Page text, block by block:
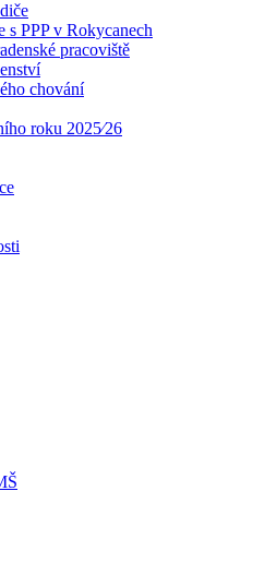
s PPP v Rokycanech
pracoviště
chování
roku 2025⁄26